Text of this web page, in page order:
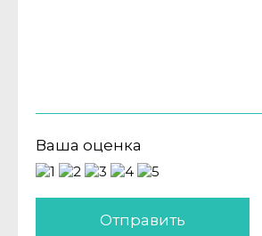
Ваша оценка
Отправить